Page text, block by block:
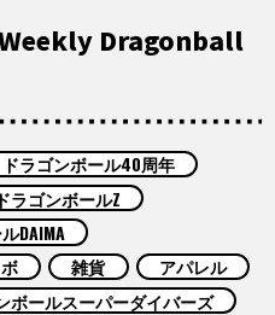
Weekly Dragonball
ドラゴンボール40周年
ドラゴンボールZ
DAIMA
雑貨
アパレル
ボールスーパーダイバーズ